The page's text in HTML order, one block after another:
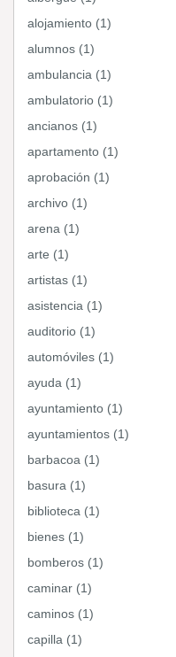
alojamiento (1)
alumnos (1)
ambulancia (1)
ambulatorio (1)
ancianos (1)
apartamento (1)
aprobación (1)
archivo (1)
arena (1)
arte (1)
artistas (1)
asistencia (1)
auditorio (1)
automóviles (1)
ayuda (1)
ayuntamiento (1)
ayuntamientos (1)
barbacoa (1)
basura (1)
biblioteca (1)
bienes (1)
bomberos (1)
caminar (1)
caminos (1)
capilla (1)